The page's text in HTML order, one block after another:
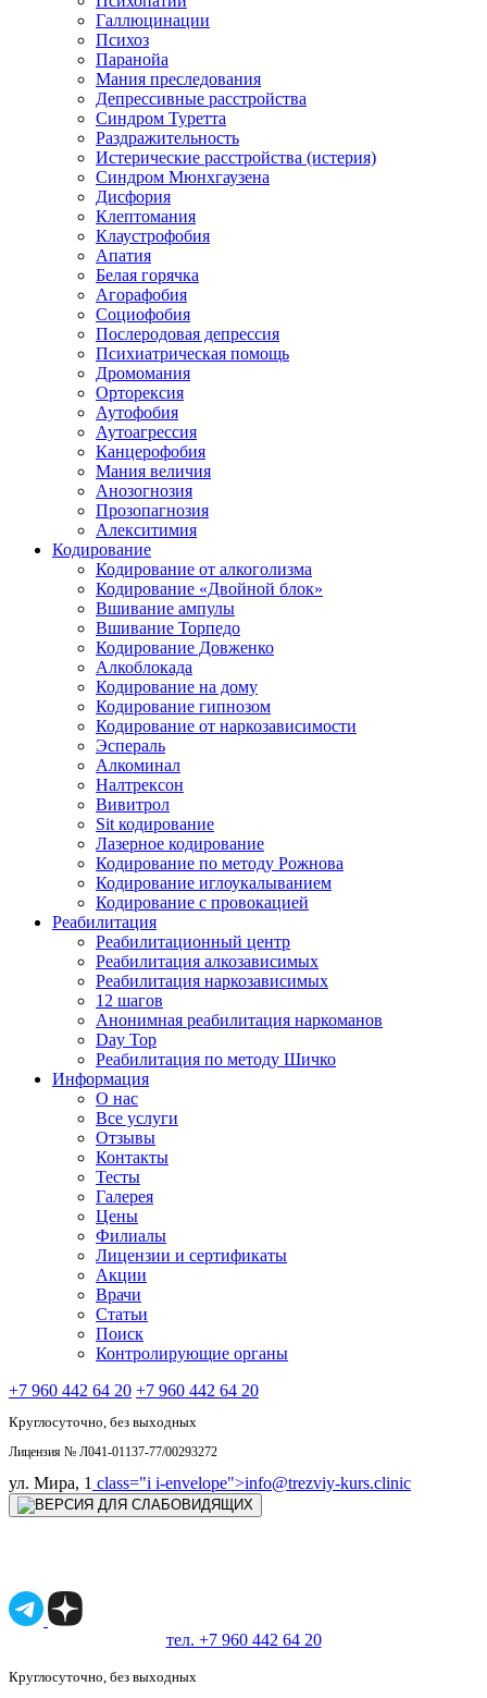
Галлюцинации
Психоз
Паранойа
Мания преследования
Депрессивные расстройства
Синдром Туретта
Раздражительность
Истерические расстройства (истерия)
Синдром Мюнхгаузена
Дисфория
Клептомания
Клаустрофобия
Апатия
Белая горячка
Агорафобия
Социофобия
Послеродовая депрессия
Психиатрическая помощь
Дромомания
Орторексия
Аутофобия
Аутоагрессия
Канцерофобия
Мания величия
Анозогнозия
Прозопагнозия
Алекситимия
Кодирование
Кодирование от алкоголизма
Кодирование «Двойной блок»
Вшивание ампулы
Вшивание Торпедо
Кодирование Довженко
Алкоблокада
Кодирование на дому
Кодирование гипнозом
Кодирование от наркозависимости
Эспераль
Алкоминал
Налтрексон
Вивитрол
Sit кодирование
Лазерное кодирование
Кодирование по методу Рожнова
Кодирование иглоукалыванием
Кодирование с провокацией
Реабилитация
Реабилитационный центр
Реабилитация алкозависимых
Реабилитация наркозависимых
12 шагов
Анонимная реабилитация наркоманов
Day Top
Реабилитация по методу Шичко
Информация
О нас
Все услуги
Отзывы
Контакты
Тесты
Галерея
Цены
Филиалы
Лицензии и сертификаты
Акции
Врачи
Статьи
Поиск
Контролирующие органы
+7 960 442 64 20 +7 960 442 64 20
Круглосуточно, без выходных
Лицензия № Л041-01137-77/00293272
ул. Мира, 1 class="i i-envelope">info@trezviy-kurs.clinic
тел. +7 960 442 64 20
Круглосуточно, без выходных